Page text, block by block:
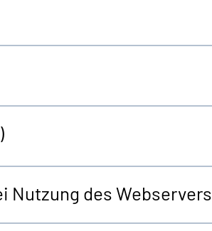
Nutzung des Webservers